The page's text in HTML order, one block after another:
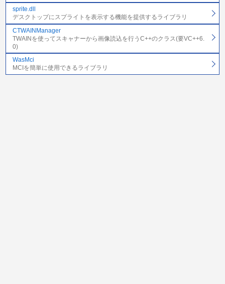
sprite.dll
デスクトップにスプライトを表示する機能を提供するライブラリ
CTWAINManager
TWAINを使ってスキャナーから画像読込を行うC++のクラス(要VC++6.
0)
WasMci
MCIを簡単に使用できるライブラリ